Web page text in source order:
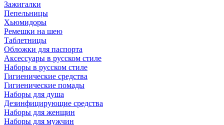
Зажигалки
Пепельницы
Хьюмидоры
Ремешки на шею
Таблетницы
Обложки для паспорта
Аксессуары в русском стиле
Наборы в русском стиле
Гигиенические средства
Гигиенические помады
Наборы для душа
Дезинфицирующие средства
Наборы для женщин
Наборы для мужчин